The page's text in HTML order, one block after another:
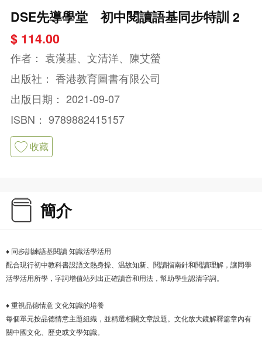
DSE先導學堂 初中閱讀語基同步特訓 2
$ 114.00
作者： 袁漢基、文清洋、陳艾螢
出版社： 香港教育圖書有限公司
出版日期： 2021-09-07
ISBN： 9789882415157
收藏
簡介
♦ 同步訓練語基閱讀 知識活學活用
配合現行初中教科書設語文熱身操、温故知新、閱讀指南針和閱讀理解，讓同學
活學活用所學，字詞增值站列出正確讀音和用法，幫助學生認清字詞。
♦ 重視品德情意 文化知識的培養
每個單元按品德情意主題組織，並精選相關文章設題。文化放大鏡解釋篇章內有
關中國文化、歷史或文學知識。